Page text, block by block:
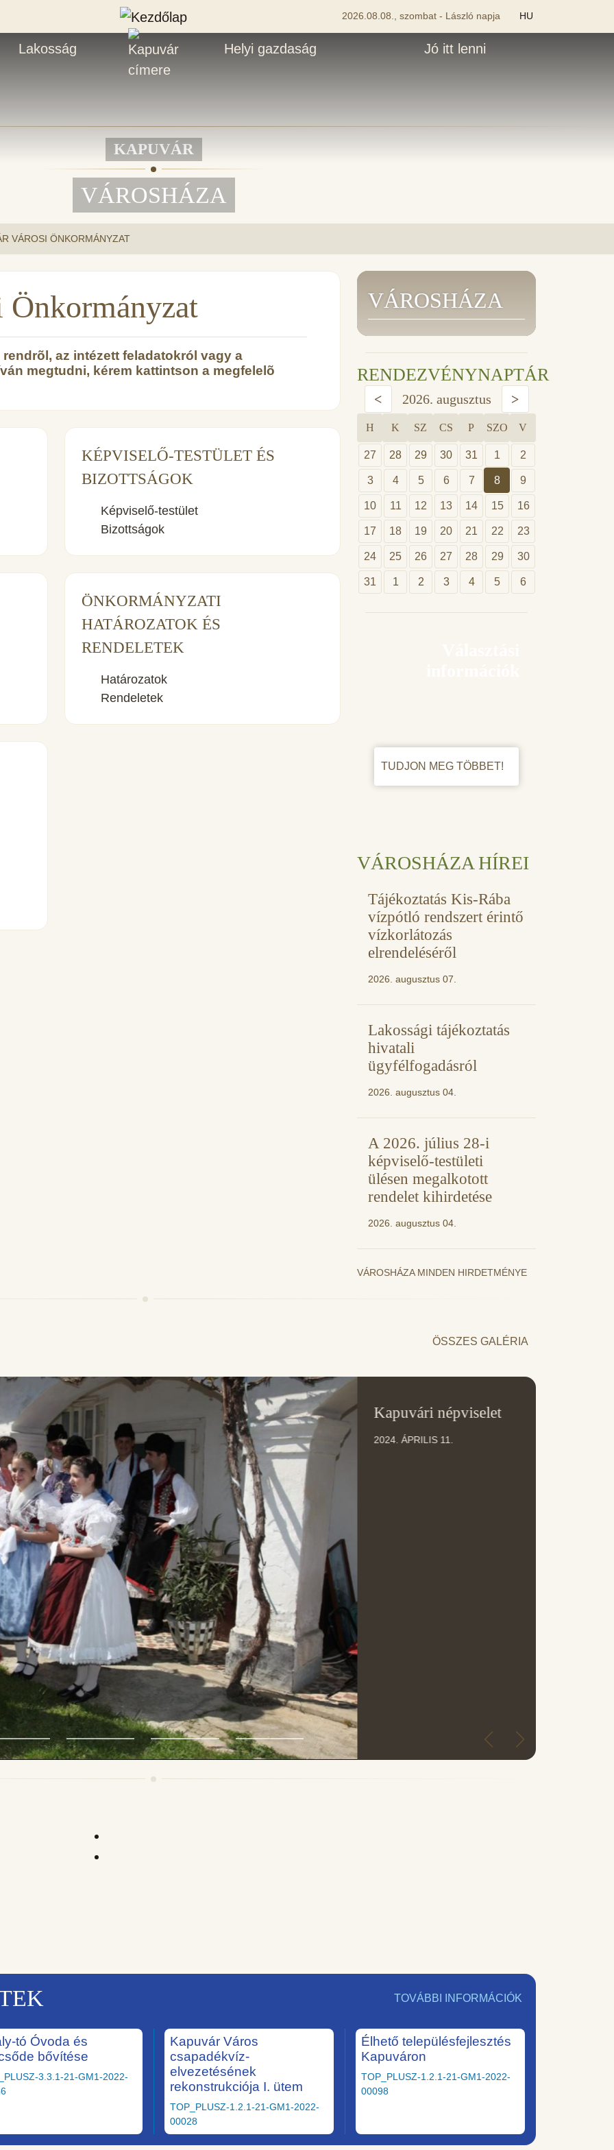
2026.08.08., szombat - László napja HU
Lakosság Helyi gazdaság Jó itt lenni
KAPUVÁR
VÁROSHÁZA
VÁROSI ÖNKORMÁNYZAT
az intézett feladatokról vagy a
megtudni, kérem kattintson a megfelelõ
KÉPVISELŐ-TESTÜLET ÉS
BIZOTTSÁGOK
Képviselő-testület
Bizottságok
ÖNKORMÁNYZATI
HATÁROZATOK ÉS
RENDELETEK
Határozatok
Rendeletek
VÁROSHÁZA
RENDEZVÉNYNAPTÁR
< 2026. augusztus >
H K SZ CS P SZO V
27 28 29 30 31 1 2
3 4 5 6 7 8 9
10 11 12 13 14 15 16
17 18 19 20 21 22 23
24 25 26 27 28 29 30
31 1 2 3 4 5 6
TUDJON MEG TÖBBET!
VÁROSHÁZA HÍREI
Tájékoztatás Kis-Rába
vízpótló rendszert érintő
vízkorlátozás
elrendeléséről
2026. augusztus 07.
Lakossági tájékoztatás
hivatali
ügyfélfogadásról
2026. augusztus 04.
A 2026. július 28-i
képviselő-testületi
ülésen megalkotott
rendelet kihirdetése
2026. augusztus 04.
VÁROSHÁZA MINDEN HIRDETMÉNYE
ÖSSZES GALÉRIA
Kapuvári népviselet
2024. ÁPRILIS 11.
TOVÁBBI INFORMÁCIÓK
tó Óvoda és
bővítése
3.3.1-21-GM1-2022-
Kapuvár Város
csapadékvíz-
elvezetésének
rekonstrukciója I. ütem
TOP_PLUSZ-1.2.1-21-GM1-2022-
00028
Élhető településfejlesztés
Kapuváron
TOP_PLUSZ-1.2.1-21-GM1-2022-
00098